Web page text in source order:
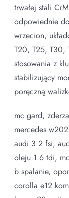
trwałej stali
odpowiednie
wrzecion,
T20, T25, T30,
stosowania z
stabilizujący
poręczną
mc gard,
mercedes
audi 3.2 fsi,
oleju 1.6 tdi,
b spalanie,
corolla e12